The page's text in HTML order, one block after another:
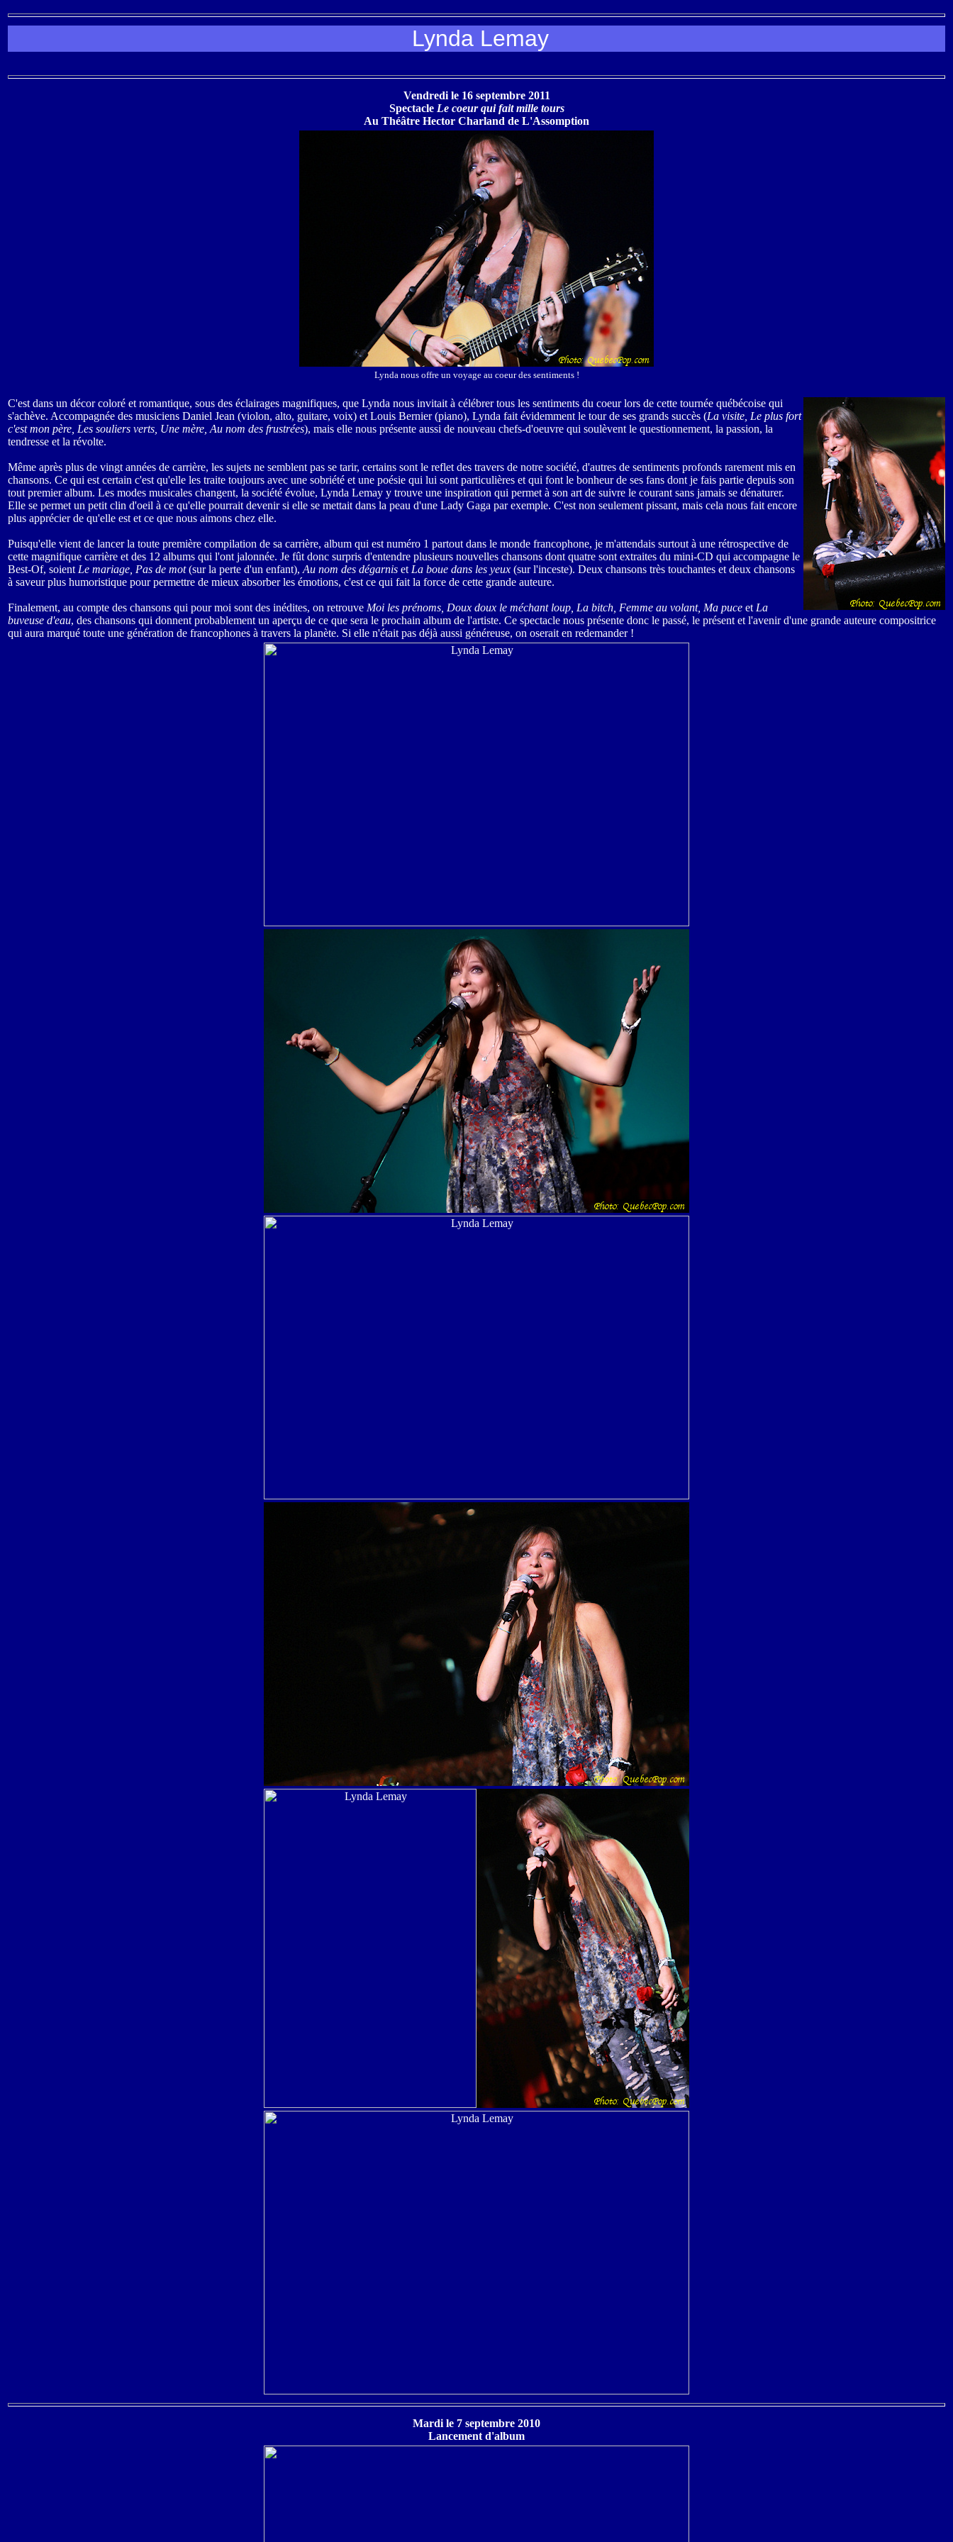
Lynda Lemay
Vendredi le 16 septembre 2011
Spectacle Le coeur qui fait mille tours
Au Théâtre Hector Charland de L'Assomption
Lynda nous offre un voyage au coeur des sentiments !
C'est dans un décor coloré et romantique, sous des éclairages magnifiques, que Lynda nous invitait à célébrer tous les sentiments du coeur lors de cette tournée québécoise qui
s'achève. Accompagnée des musiciens Daniel Jean (violon, alto, guitare, voix) et Louis Bernier (piano), Lynda fait évidemment le tour de ses grands succès (La visite, Le plus fort
c'est mon père, Les souliers verts, Une mère, Au nom des frustrées), mais elle nous présente aussi de nouveau chefs-d'oeuvre qui soulèvent le questionnement, la passion, la
tendresse et la révolte.
Même après plus de vingt années de carrière, les sujets ne semblent pas se tarir, certains sont le reflet des travers de notre société, d'autres de sentiments profonds rarement mis en
chansons. Ce qui est certain c'est qu'elle les traite toujours avec une sobriété et une poésie qui lui sont particulières et qui font le bonheur de ses fans dont je fais partie depuis son
tout premier album. Les modes musicales changent, la société évolue, Lynda Lemay y trouve une inspiration qui permet à son art de suivre le courant sans jamais se dénaturer.
Elle se permet un petit clin d'oeil à ce qu'elle pourrait devenir si elle se mettait dans la peau d'une Lady Gaga par exemple. C'est non seulement pissant, mais cela nous fait encore
plus apprécier de qu'elle est et ce que nous aimons chez elle.
Puisqu'elle vient de lancer la toute première compilation de sa carrière, album qui est numéro 1 partout dans le monde francophone, je m'attendais surtout à une rétrospective de
cette magnifique carrière et des 12 albums qui l'ont jalonnée. Je fût donc surpris d'entendre plusieurs nouvelles chansons dont quatre sont extraites du mini-CD qui accompagne le
Best-Of, soient Le mariage, Pas de mot(sur la perte d'un enfant), Au nom des dégarnis et La boue dans les yeux (sur l'inceste). Deux chansons très touchantes et deux chansons
à saveur plus humoristique pour permettre de mieux absorber les émotions, c'est ce qui fait la force de cette grande auteure.
Finalement, au compte des chansons qui pour moi sont des inédites, on retrouve Moi les prénoms, Doux doux le méchant loup, La bitch, Femme au volant, Ma puce et La
buveuse d'eau, des chansons qui donnent probablement un aperçu de ce que sera le prochain album de l'artiste. Ce spectacle nous présente donc le passé, le présent et l'avenir d'une grande auteure compositrice
qui aura marqué toute une génération de francophones à travers la planète. Si elle n'était pas déjà aussi généreuse, on oserait en redemander !
Mardi le 7 septembre 2010
Lancement d'album